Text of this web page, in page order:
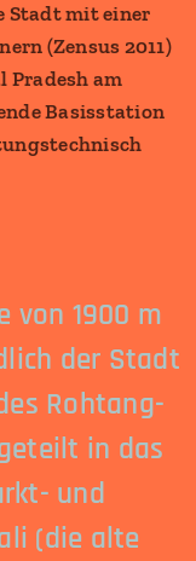
Stadt mit einer
(Zensus 2011)
Pradesh am
Basisstation
von 1900 m
der Stadt
Rohtang-
in das
und
(die alte